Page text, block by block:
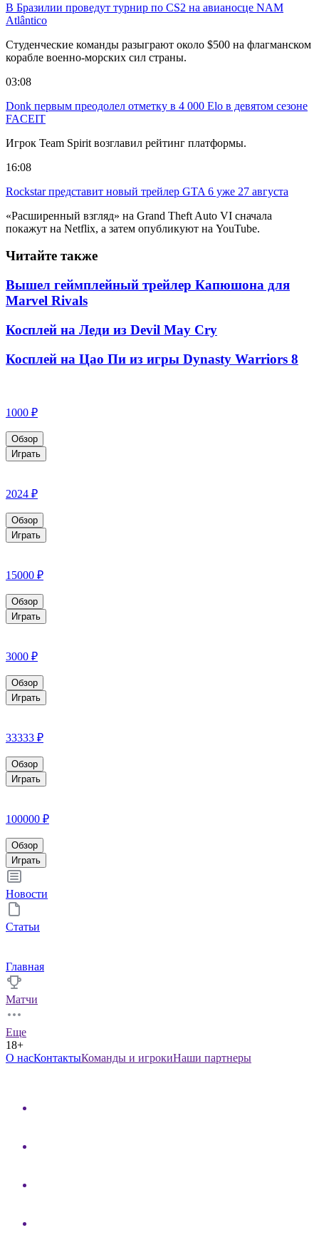
В Бразилии проведут турнир по CS2 на авианосце NAM
Atlântico
Студенческие команды разыграют около $500 на флагманском
корабле военно-морских сил страны.
03:08
Donk первым преодолел отметку в 4 000 Elo в девятом сезоне
FACEIT
Игрок Team Spirit возглавил рейтинг платформы.
16:08
Rockstar представит новый трейлер GTA 6 уже 27 августа
«Расширенный взгляд» на Grand Theft Auto VI сначала
покажут на Netflix, а затем опубликуют на YouTube.
Читайте также
Вышел геймплейный трейлер Капюшона для
Marvel Rivals
Косплей на Леди из Devil May Cry
Косплей на Цао Пи из игры Dynasty Warriors 8
1000 ₽
Обзор
Играть
2024 ₽
Обзор
Играть
15000 ₽
Обзор
Играть
3000 ₽
Обзор
Играть
33333 ₽
Обзор
Играть
100000 ₽
Обзор
Играть
Новости
Статьи
Главная
Матчи
Еще
18+
О насКонтактыКоманды и игрокиНаши партнеры